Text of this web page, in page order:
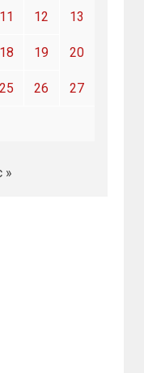
11 12 13
18 19 20
25 26 27
»